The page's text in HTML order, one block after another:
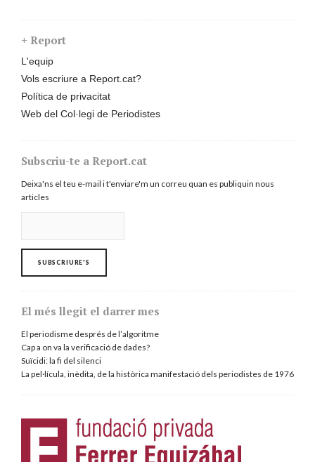
+ Report
L'equip
Vols escriure a Report.cat?
Política de privacitat
Web del Col·legi de Periodistes
Subscriu-te a Report.cat
Deixa'ns el teu e-mail i t'enviare'm un correu quan es publiquin nous
articles
El més llegit el darrer mes
El periodisme després de l’algoritme
Cap a on va la verificació de dades?
Suïcidi: la fi del silenci
La pel·lícula, inèdita, de la històrica manifestació dels periodistes de 1976